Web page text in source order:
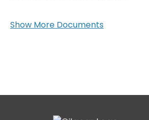
Show More Documents